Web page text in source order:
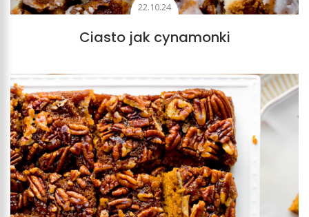
22.10.24
Ciasto jak cynamonki